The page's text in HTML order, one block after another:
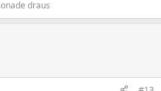
draus